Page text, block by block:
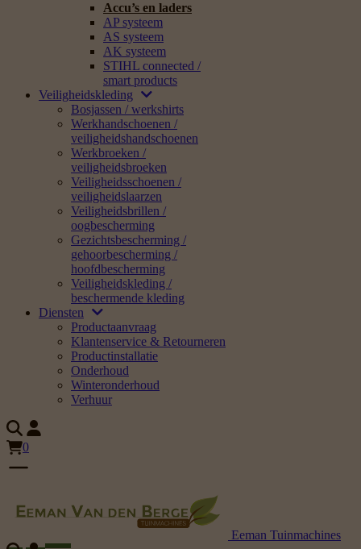
Accu’s en laders
AP systeem
AS systeem
AK systeem
STIHL connected /
smart products
Veiligheidskleding
Bosjassen / werkshirts
Werkhandschoenen /
veiligheidshandschoenen
Werkbroeken /
veiligheidsbroeken
Veiligheidsschoenen /
veiligheidslaarzen
Veiligheidsbrillen /
oogbescherming
Gezichtsbescherming /
gehoorbescherming /
hoofdbescherming
Veiligheidskleding /
beschermende kleding
Diensten
Productaanvraag
Klantenservice & Retourneren
Productinstallatie
Onderhoud
Winteronderhoud
Verhuur
0
Eeman Tuinmachines